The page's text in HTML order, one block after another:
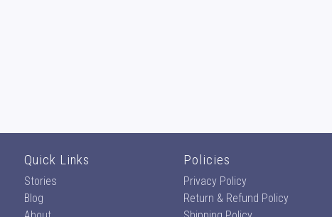
Quick Links
Stories
Blog
Policies
Privacy Policy
Return & Refund Policy